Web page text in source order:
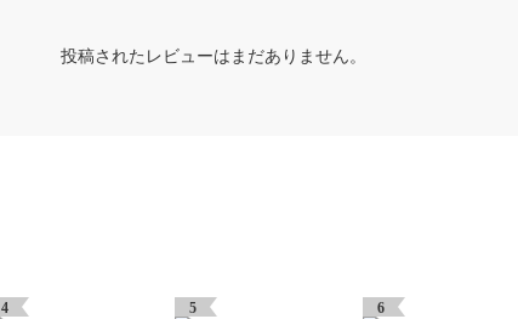
投稿されたレビューはまだありません。
4 5 6